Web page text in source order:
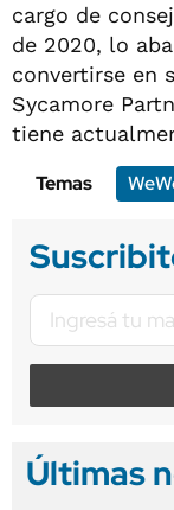
cargo de
de 2020, lo
convertirse en
Sycamore
tiene
Temas
Últimas